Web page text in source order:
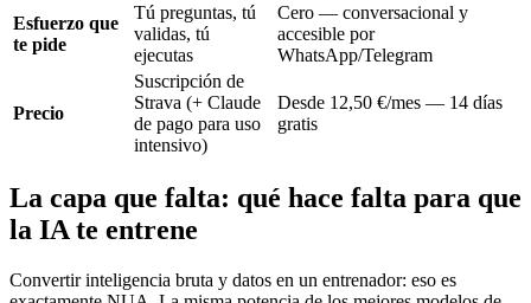
Esfuerzo que
te pide
Tú preguntas, tú
validas, tú
ejecutas
Cero — conversacional y
accesible por
WhatsApp/Telegram
Precio
Suscripción de
Strava (+ Claude
de pago para uso
intensivo)
Desde 12,50 €/mes — 14 días
gratis
La capa que falta: qué hace falta para que
la IA te entrene
Convertir inteligencia bruta y datos en un entrenador: eso es